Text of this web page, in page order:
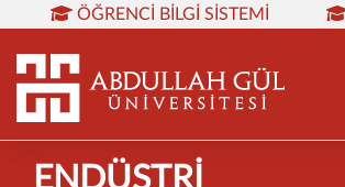
ÖĞRENCI BILGI SISTEMI
WEB MAIL
ENDÜSTRİ